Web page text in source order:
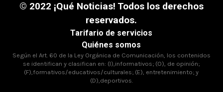
© 2022 ¡Qué Noticias! Todos los derechos
reservados.
Tarifario de servicios
Quiénes somos
Según el Art. 60 de la Ley Orgánica de Comunicación, los contenidos
se identifican y clasifican en: (I),informativos; (O), de opinión;
(F),formativos/educativos/culturales; (E), entretenimiento; y
(D),deportivos.